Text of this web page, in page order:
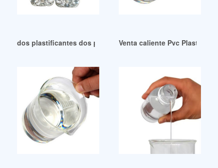
dos plastificantes dos plastificantes Proveedores y
Venta caliente Pvc Plastifiant